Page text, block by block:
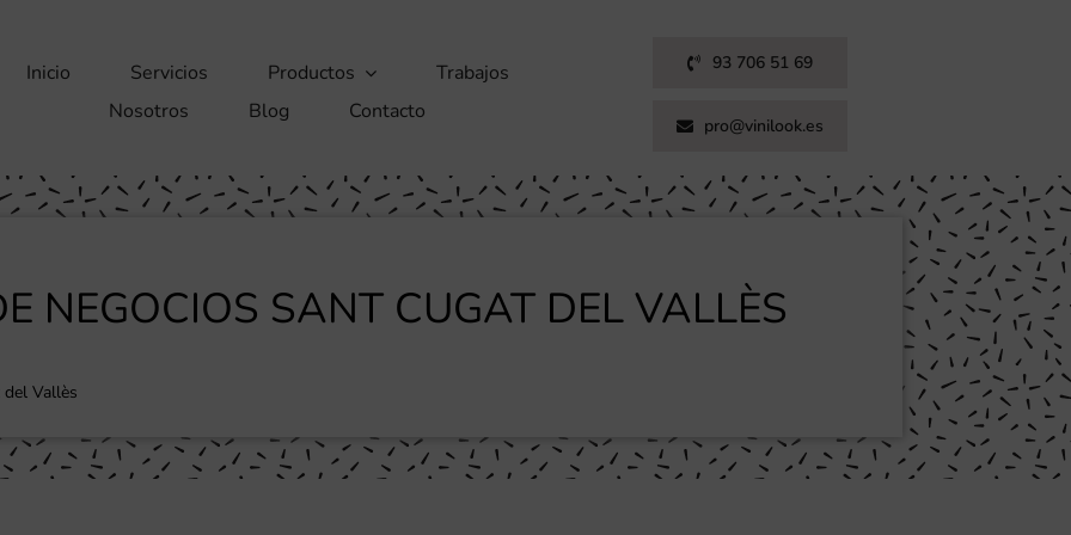
Inicio Servicios Productos
Trabajos
Nosotros
Blog Contacto
93 706 51 69
pro@vinilook.es
NEGOCIOS SANT CUGAT DEL VALLÈS
del Vallès